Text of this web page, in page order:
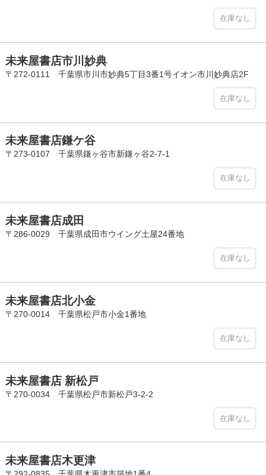
在庫なし
未来屋書店市川妙典
〒272-0111 千葉県市川市妙典5丁目3番1号イオン市川妙典店2F
在庫なし
未来屋書店鎌ケ谷
〒273-0107 千葉県鎌ヶ谷市新鎌ヶ谷2-7-1
在庫なし
未来屋書店成田
〒286-0029 千葉県成田市ウイング土屋24番地
在庫なし
未来屋書店北小金
〒270-0014 千葉県松戸市小金1番地
在庫なし
未来屋書店 新松戸
〒270-0034 千葉県松戸市新松戸3-2-2
在庫なし
未来屋書店木更津